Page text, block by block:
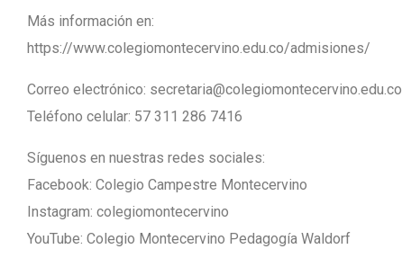
Más información en:
https://www.colegiomontecervino.edu.co/admisiones/
Correo electrónico: secretaria@colegiomontecervino.edu.co
Teléfono celular: 57 311 286 7416
Síguenos en nuestras redes sociales:
Facebook: Colegio Campestre Montecervino
Instagram: colegiomontecervino
YouTube: Colegio Montecervino Pedagogía Waldorf